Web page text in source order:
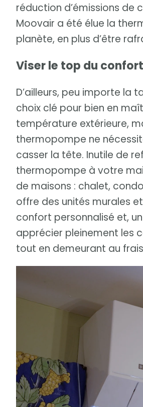
réduction d’émissions de
Moovair a été élue la
planète, en plus d’être
Viser le top du
D’ailleurs, peu importe la
choix clé pour bien en
température extérieure,
thermopompe ne
casser la tête. Inutile de
thermopompe à votre
de maisons : chalet,
offre des unités murales
confort personnalisé et,
apprécier pleinement les
tout en demeurant au